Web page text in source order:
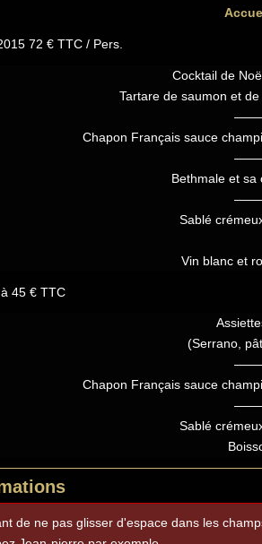
72 € TTC / Pers.
Cocktail de
Tartare de saumon et
Chapon Français sauce
Bethmale et sa
Sablé
Vin blanc et
45 € TTC
(Serrano,
Chapon Français sauce
Sablé
de ne pas glisser d'espace dans les